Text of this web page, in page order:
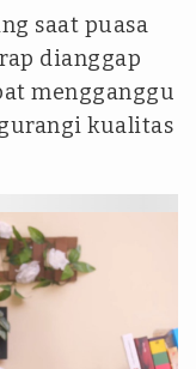
saat puasa
dianggap
mengganggu
kualitas